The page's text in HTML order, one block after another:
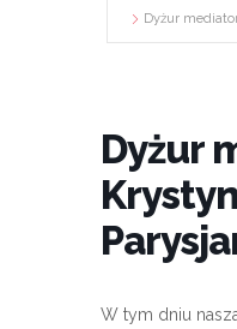
Dyżur
Dyżur
W tym dniu